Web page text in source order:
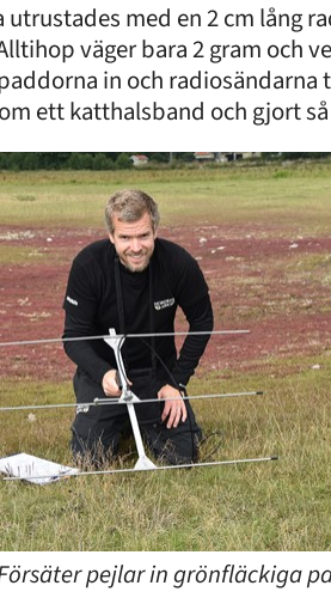
utrustades med en 2 cm lång
väger bara 2 gram och
in och radiosändarna
ett katthalsband och gjort
pejlar in grönfläckiga